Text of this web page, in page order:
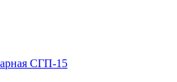
СГП-15